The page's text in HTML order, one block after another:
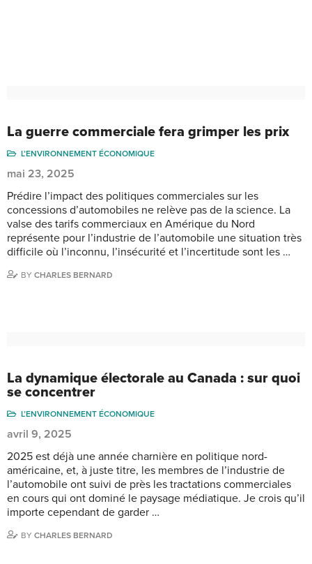
La guerre commerciale fera grimper les prix
L’ENVIRONNEMENT ÉCONOMIQUE
mai 23, 2025
Prédire l’impact des politiques commerciales sur les
concessions d’automobiles ne relève pas de la science. La
valse des tarifs commerciaux en Amérique du Nord
représente pour l’industrie de l’automobile une situation très
difficile où l’inconnu, l’insécurité et l’incertitude sont les …
BY CHARLES BERNARD
La dynamique électorale au Canada : sur quoi
se concentrer
L’ENVIRONNEMENT ÉCONOMIQUE
avril 9, 2025
2025 est déjà une année charnière en politique nord-
américaine, et, à juste titre, les membres de l’industrie de
l’automobile ont suivi de près les tractations commerciales
en cours qui ont dominé le paysage médiatique. Je crois qu’il
importe cependant de garder …
BY CHARLES BERNARD